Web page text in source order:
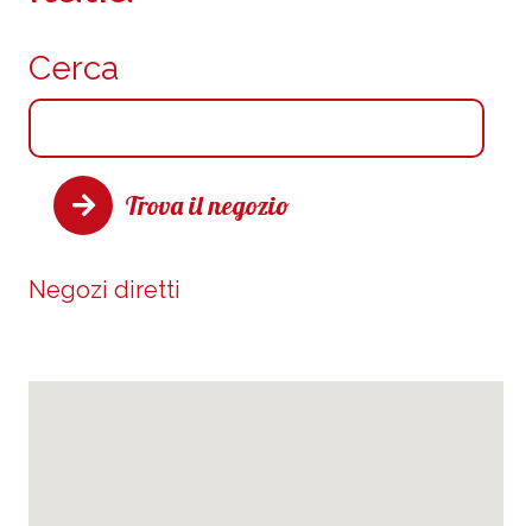
Cerca
Trova il negozio
Negozi diretti